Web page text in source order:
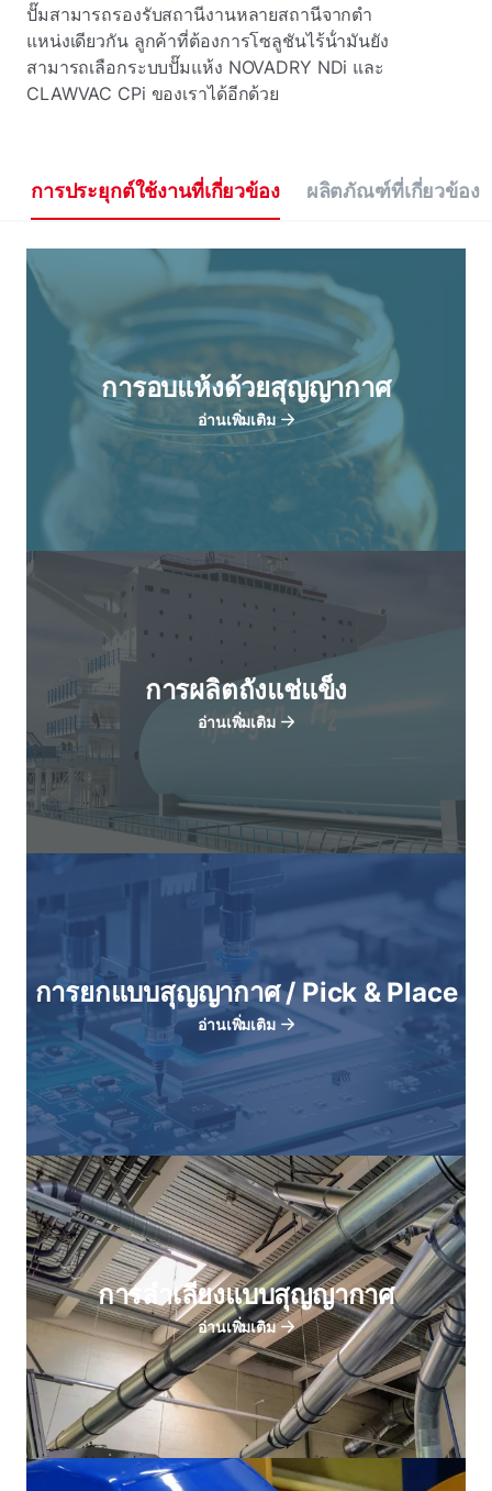
ปั๊มสามารถรองรับสถานีงานหลายสถานีจากตํา
แหน่งเดียวกัน ลูกค้าที่ต้องการโซลูชันไร้น้ํามันยัง
สามารถเลือกระบบปั๊มแห้ง NOVADRY NDi และ
CLAWVAC CPi ของเราได้อีกด้วย
การประยุกต์ใช้งานที่เกี่ยวข้อง ผลิตภัณฑ์ที่เกี่ยวข้อง
การอบแห้งด้วยสุญญากาศ
อ่านเพิ่มเติม
การผลิตถังแช่แข็ง
อ่านเพิ่มเติม
การยกแบบสุญญากาศ / Pick & Place
อ่านเพิ่มเติม
การลําเลียงแบบสุญญากาศ
อ่านเพิ่มเติม